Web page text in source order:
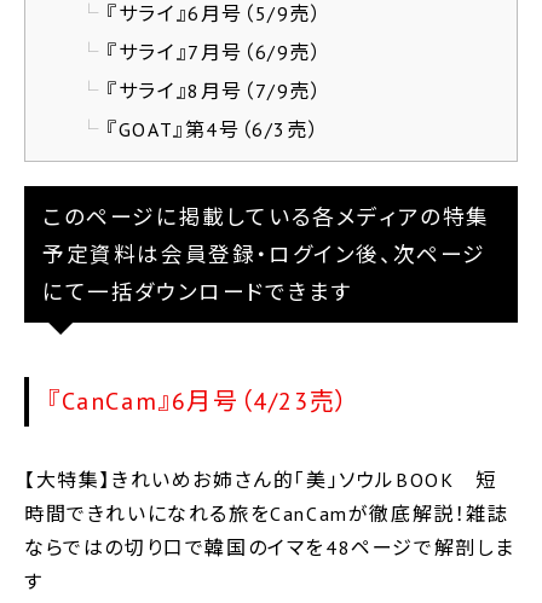
『サライ』6月号（5/9売）
『サライ』7月号（6/9売）
『サライ』8月号（7/9売）
『GOAT』第4号（6/3売）
このページに掲載している各メディアの特集
予定資料は会員登録・ログイン後、次ページ
にて一括ダウンロードできます
『CanCam』6月号（4/23売）
【大特集】きれいめお姉さん的「美」ソウルBOOK 短
時間できれいになれる旅をCanCamが徹底解説！雑誌
ならではの切り口で韓国のイマを48ページで解剖しま
す